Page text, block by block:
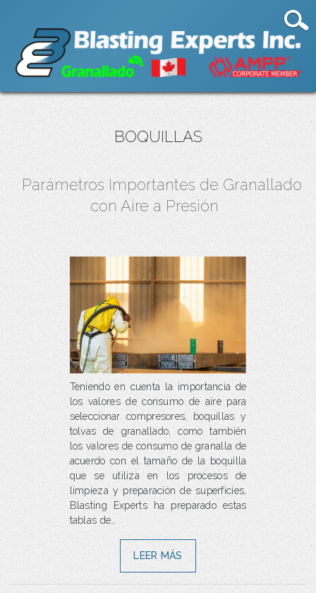
BOQUILLAS
Parámetros Importantes de Granallado
con Aire a Presión
Teniendo en cuenta la importancia de
los valores de consumo de aire para
seleccionar compresores, boquillas y
tolvas de granallado, como también
los valores de consumo de granalla de
acuerdo con el tamaño de la boquilla
que se utiliza en los procesos de
limpieza y preparación de superficies,
Blasting Experts ha preparado estas
tablas de…
LEER MÁS